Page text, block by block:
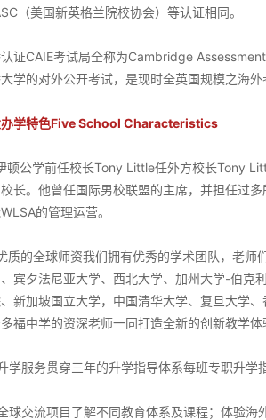
（美国新英格兰院校协会）等认证相同。
证CAIE考试局全称为Cambridge
学的对外公开考试，是现时全英国规模之海外
办学特色Five School Characteristics
顿公学前任校长Tony Little任外方校长‍‍‍‍‍‍‍‍‍‍‍Tony
长。他曾任国际男校联盟的主席，并担任过
的管理运营。
质的全球师资我们拥有优秀的学术团队，老
宾夕法尼亚大学、西北大学、加州大学-伯克
新加坡国立大学，中国清华大学、复旦大学
福中学的资深老师一同打造全新的创新教学体
学服务贯穿三年的升学指导体系每班专职升
球交流项目了解不同教育体系及课程；体验
线
288
，回复“学校大礼包”有惊喜